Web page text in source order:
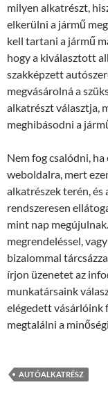
milyen alkatrészt,
elkerülni a jármű
kell tartani a jármű
hogy a kiválasztott
szakképzett
megvásárolná a
alkatrészt választja,
meghibásodni a
Nem fog csalódni,
weboldalra, mert
alkatrészek terén, és
rendszeresen
mint nap
megrendeléssel,
bizalommal
írjon üzenetet az
munkatársaink
elégedett vásárlóink
megtalálni a
AUTÓALKATRÉSZ